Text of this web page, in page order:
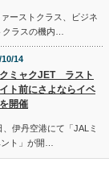
ーストクラス、ビジネ
ラスの機内…
14
クミャクJET ラスト
ト前にさよならイベ
開催
伊丹空港にて「JALミ
ト」が開…